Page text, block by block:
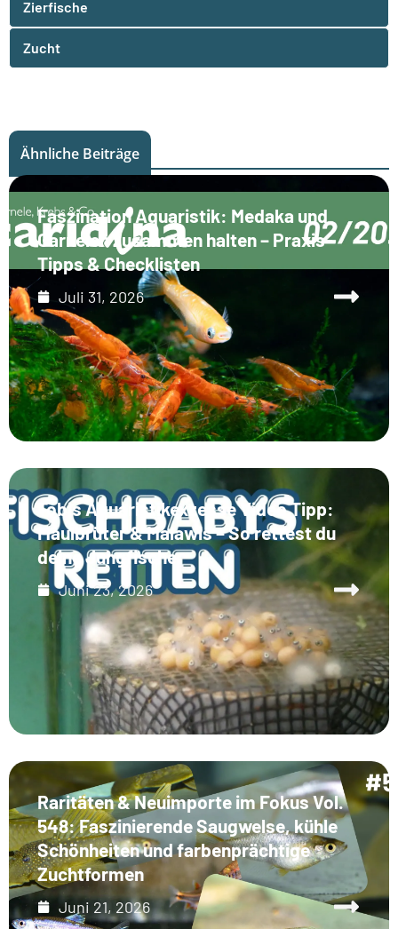
Zierfische
Zucht
Ähnliche Beiträge
Faszination Aquaristik: Medaka und
Garnelen zusammen halten – Praxis-
Tipps & Checklisten
Juli 31, 2026
Tobis Aquaristikexzesse Video Tipp:
Maulbrüter & Malawis – So rettest du
deine Jungfische
Juni 23, 2026
Raritäten & Neuimporte im Fokus Vol.
548: Faszinierende Saugwelse, kühle
Schönheiten und farbenprächtige
Zuchtformen
Juni 21, 2026